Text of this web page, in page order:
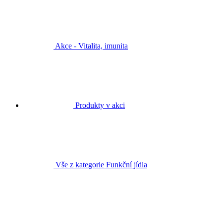
Akce - Vitalita, imunita
Produkty v akci
Vše z kategorie Funkční jídla